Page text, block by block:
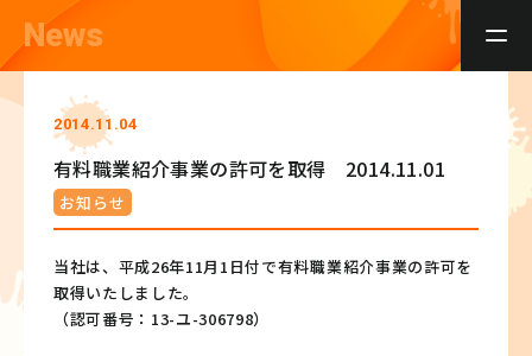
News
2014.11.04
有料職業紹介事業の許可を取得 2014.11.01
お知らせ
当社は、平成26年11月1日付で有料職業紹介事業の許可を
取得いたしました。
（認可番号：13-ユ-306798）